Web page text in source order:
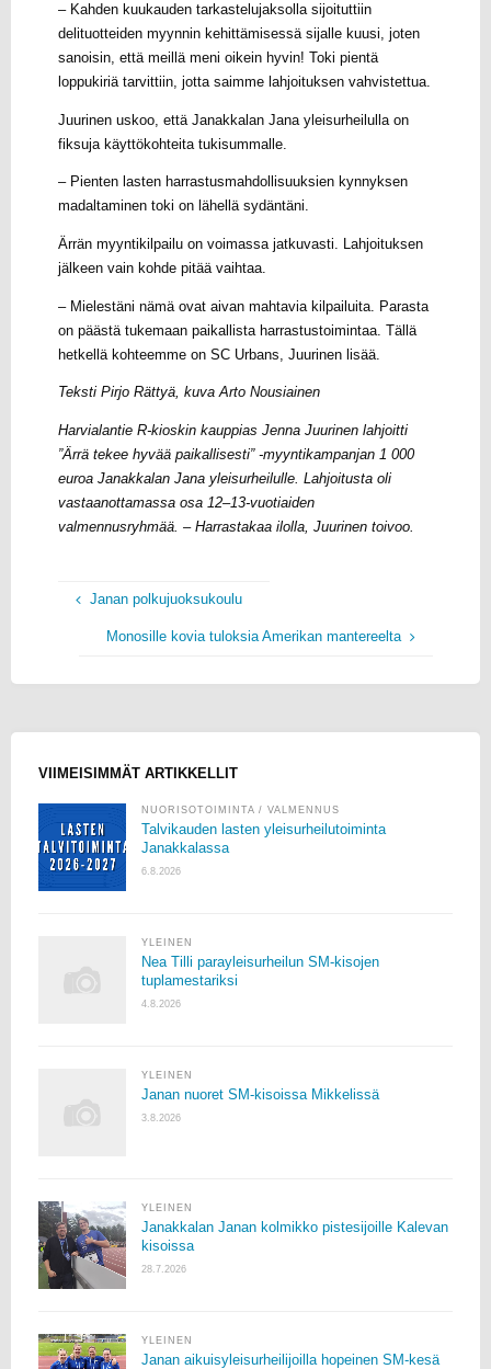
– Kahden kuukauden tarkastelujaksolla sijoituttiin
delituotteiden myynnin kehittämisessä sijalle kuusi, joten
sanoisin, että meillä meni oikein hyvin! Toki pientä
loppukiriä tarvittiin, jotta saimme lahjoituksen vahvistettua.
Juurinen uskoo, että Janakkalan Jana yleisurheilulla on
fiksuja käyttökohteita tukisummalle.
– Pienten lasten harrastusmahdollisuuksien kynnyksen
madaltaminen toki on lähellä sydäntäni.
Ärrän myyntikilpailu on voimassa jatkuvasti. Lahjoituksen
jälkeen vain kohde pitää vaihtaa.
– Mielestäni nämä ovat aivan mahtavia kilpailuita. Parasta
on päästä tukemaan paikallista harrastustoimintaa. Tällä
hetkellä kohteemme on SC Urbans, Juurinen lisää.
Teksti Pirjo Rättyä, kuva Arto Nousiainen
Harvialantie R-kioskin kauppias Jenna Juurinen lahjoitti
”Ärrä tekee hyvää paikallisesti” -myyntikampanjan 1 000
euroa Janakkalan Jana yleisurheilulle. Lahjoitusta oli
vastaanottamassa osa 12–13-vuotiaiden
valmennusryhmää. – Harrastakaa ilolla, Juurinen toivoo.
Janan polkujuoksukoulu
Monosille kovia tuloksia Amerikan mantereelta
VIIMEISIMMÄT ARTIKKELLIT
NUORISOTOIMINTA /VALMENNUS
Talvikauden lasten yleisurheilutoiminta
Janakkalassa
6.8.2026
YLEINEN
Nea Tilli parayleisurheilun SM-kisojen
tuplamestariksi
4.8.2026
YLEINEN
Janan nuoret SM-kisoissa Mikkelissä
3.8.2026
YLEINEN
Janakkalan Janan kolmikko pistesijoille Kalevan
kisoissa
28.7.2026
YLEINEN
Janan aikuisyleisurheilijoilla hopeinen SM-kesä